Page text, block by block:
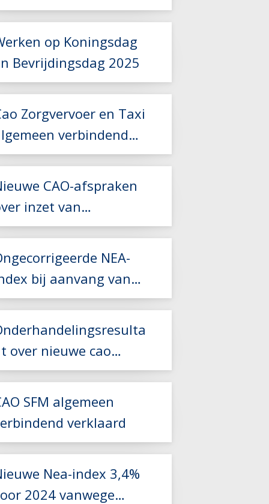
mei
op Koningsdag
Bevrijdingsdag 2025
Lees meer
Zorgvervoer en Taxi
verbindend
Lees meer
CAO-afspraken
inzet van
NEA-
bij aanvang van
nieuw
Lees meer
over nieuwe cao
en Taxi
SFM algemeen
verklaard
Nea-index 3,4%
2024 vanwege